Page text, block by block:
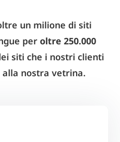
un milione di siti
per oltre 250.000
siti che i nostri clienti
nostra vetrina.